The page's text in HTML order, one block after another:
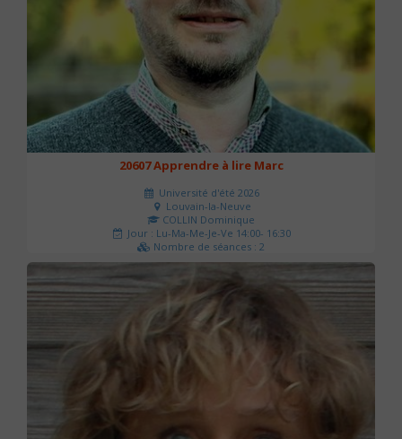
20607 Apprendre à lire Marc
Université d'été 2026
Louvain-la-Neuve
COLLIN Dominique
Jour : Lu-Ma-Me-Je-Ve 14:00- 16:30
Nombre de séances : 2
51 €